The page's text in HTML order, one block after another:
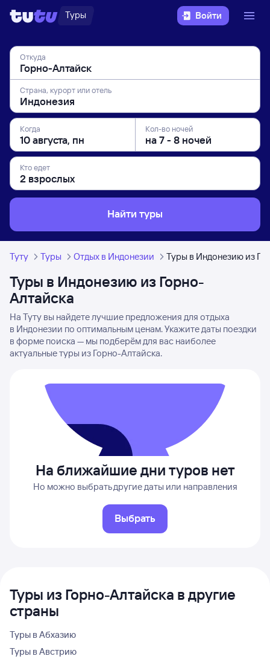
Туры Войти
Откуда
Страна, курорт или отель
Когда Кол-во ночей
Кто едет
Найти туры
Туту Туры Отдых в Индонезии Туры в Индонезию из
Туры в Индонезию из Горно-
Алтайска
На Туту вы найдете лучшие предложения для отдыха
в Индонезии по оптимальным ценам. Укажите даты поездки
в форме поиска — мы подберём для вас наиболее
актуальные туры из Горно-Алтайска.
На ближайшие дни туров нет
Но можно выбрать другие даты или направления
Выбрать
Туры из Горно-Алтайска в другие
страны
Туры в Абхазию
Туры в Австрию